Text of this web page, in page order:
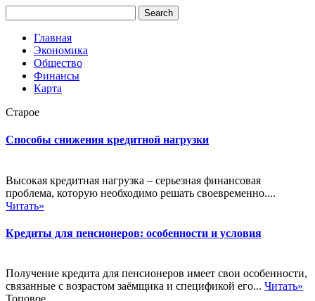
Главная
Экономика
Общество
Финансы
Карта
Старое
Способы снижения кредитной нагрузки
Высокая кредитная нагрузка – серьезная финансовая
проблема, которую необходимо решать своевременно....
Читать»
Кредиты для пенсионеров: особенности и условия
Получение кредита для пенсионеров имеет свои особенности,
связанные с возрастом заёмщика и спецификой его... Читать»
Топовое